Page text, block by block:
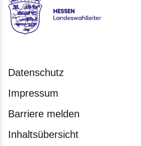
Hessen - Landeswahlleiter für Hessen
Datenschutz
Impressum
Barriere melden
Inhaltsübersicht